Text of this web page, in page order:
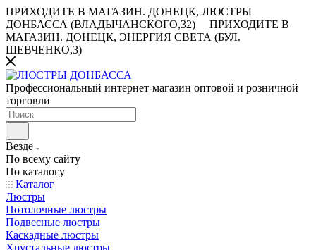
ПРИХОДИТЕ В МАГАЗИН. ДОНЕЦК, ЛЮСТРЫ
ДОНБАССА (ВЛАДЫЧАНСКОГО,32)
ПРИХОДИТЕ В
МАГАЗИН. ДОНЕЦК, ЭНЕРГИЯ СВЕТА (БУЛ.
ШЕВЧЕНКО,3)
Профессиональный интернет-магазин оптовой и розничной
торговли
Везде
По всему сайту
По каталогу
Каталог
Люстры
Потолочные люстры
Подвесные люстры
Каскадные люстры
Хрустальные люстры